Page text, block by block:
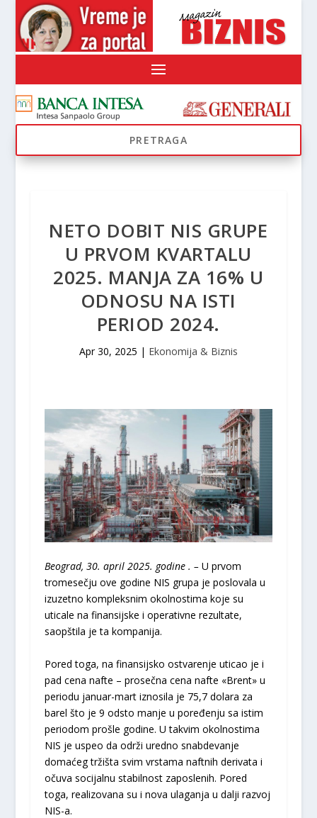
NETO DOBIT NIS GRUPE
U PRVOM KVARTALU
2025. MANJA ZA 16% U
ODNOSU NA ISTI
PERIOD 2024.
Apr 30, 2025 | Ekonomija & Biznis
Beograd, 30. april 2025. godine . – U prvom
tromesečju ove godine NIS grupa je poslovala u
izuzetno kompleksnim okolnostima koje su
uticale na finansijske i operativne rezultate,
saopštila je ta kompanija.
Pored toga, na finansijsko ostvarenje uticao je i
pad cena nafte – prosečna cena nafte «Brent» u
periodu januar-mart iznosila je 75,7 dolara za
barel što je 9 odsto manje u poređenju sa istim
periodom prošle godine. U takvim okolnostima
NIS je uspeo da održi uredno snabdevanje
domaćeg tržišta svim vrstama naftnih derivata i
očuva socijalnu stabilnost zaposlenih. Pored
toga, realizovana su i nova ulaganja u dalјi razvoj
NIS-a.